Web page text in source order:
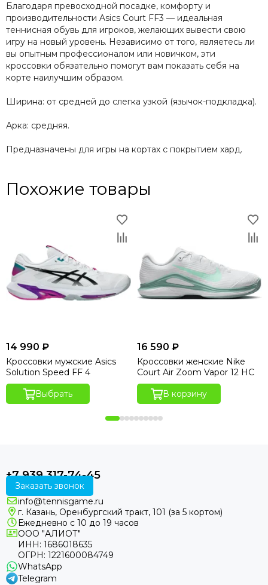
Благодаря превосходной посадке, комфорту и
производительности Asics Court FF3 — идеальная
теннисная обувь для игроков, желающих вывести свою
игру на новый уровень. Независимо от того, являетесь ли
вы опытным профессионалом или новичком, эти
кроссовки обязательно помогут вам показать себя на
корте наилучшим образом.
Ширина: от средней до слегка узкой (язычок-подкладка).
Арка: средняя.
Предназначены для игры на кортах с покрытием хард.
Похожие товары
14 990 ₽
Кроссовки мужские Asics
Solution Speed FF 4
Выбрать
16 590 ₽
Кроссовки женские Nike
Court Air Zoom Vapor 12 HC
В корзину
+7 939 317-74-45
Заказать звонок
info@tennisgame.ru
г. Казань, Оренбургский тракт, 101 (за 5 кортом)
Ежедневно с 10 до 19 часов
ООО "АЛИОТ"
ИНН: 1686018635
ОГРН: 1221600084749
WhatsApp
Telegram